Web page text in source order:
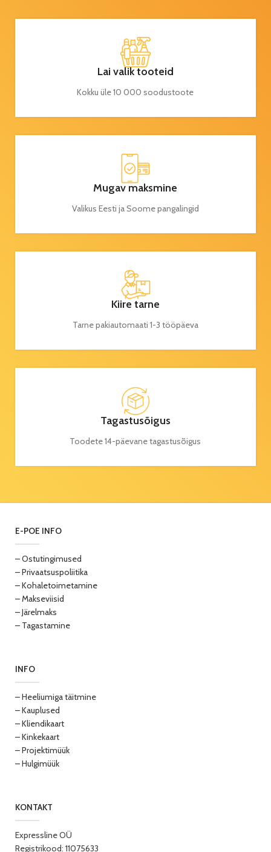
Lai valik tooteid
Kokku üle 10 000 soodustoote
Mugav maksmine
Valikus Eesti ja Soome pangalingid
Kiire tarne
Tarne pakiautomaati 1-3 tööpäeva
Tagastusõigus
Toodete 14-päevane tagastusõigus
E-POE INFO
– Ostutingimused
– Privaatsuspoliitika
– Kohaletoimetamine
– Makseviisid
– Järelmaks
– Tagastamine
INFO
– Heeliumiga täitmine
– Kauplused
– Kliendikaart
– Kinkekaart
– Projektimüük
– Hulgimüük
KONTAKT
Expressline OÜ
Registrikood: 11075633